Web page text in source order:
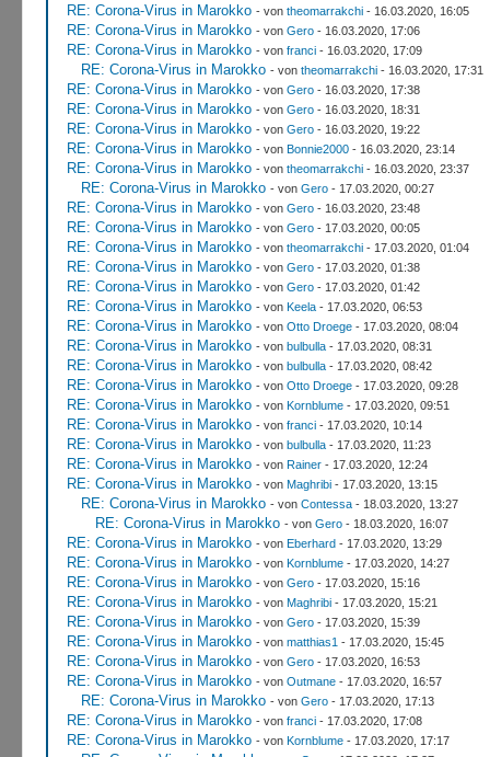
RE: Corona-Virus in Marokko - von theomarrakchi- 16.03.2020, 16:05
RE: Corona-Virus in Marokko - von Gero- 16.03.2020, 17:06
RE: Corona-Virus in Marokko - von franci- 16.03.2020, 17:09
RE: Corona-Virus in Marokko - von theomarrakchi- 16.03.2020, 17:31
RE: Corona-Virus in Marokko - von Gero- 16.03.2020, 17:38
RE: Corona-Virus in Marokko - von Gero- 16.03.2020, 18:31
RE: Corona-Virus in Marokko - von Gero- 16.03.2020, 19:22
RE: Corona-Virus in Marokko - von Bonnie2000- 16.03.2020, 23:14
RE: Corona-Virus in Marokko - von theomarrakchi- 16.03.2020, 23:37
RE: Corona-Virus in Marokko - von Gero- 17.03.2020, 00:27
RE: Corona-Virus in Marokko - von Gero- 16.03.2020, 23:48
RE: Corona-Virus in Marokko - von Gero- 17.03.2020, 00:05
RE: Corona-Virus in Marokko - von theomarrakchi- 17.03.2020, 01:04
RE: Corona-Virus in Marokko - von Gero- 17.03.2020, 01:38
RE: Corona-Virus in Marokko - von Gero- 17.03.2020, 01:42
RE: Corona-Virus in Marokko - von Keela- 17.03.2020, 06:53
RE: Corona-Virus in Marokko - von Otto Droege- 17.03.2020, 08:04
RE: Corona-Virus in Marokko - von bulbulla- 17.03.2020, 08:31
RE: Corona-Virus in Marokko - von bulbulla- 17.03.2020, 08:42
RE: Corona-Virus in Marokko - von Otto Droege- 17.03.2020, 09:28
RE: Corona-Virus in Marokko - von Kornblume- 17.03.2020, 09:51
RE: Corona-Virus in Marokko - von franci- 17.03.2020, 10:14
RE: Corona-Virus in Marokko - von bulbulla- 17.03.2020, 11:23
RE: Corona-Virus in Marokko - von Rainer- 17.03.2020, 12:24
RE: Corona-Virus in Marokko - von Maghribi- 17.03.2020, 13:15
RE: Corona-Virus in Marokko - von Contessa- 18.03.2020, 13:27
RE: Corona-Virus in Marokko - von Gero- 18.03.2020, 16:07
RE: Corona-Virus in Marokko - von Eberhard- 17.03.2020, 13:29
RE: Corona-Virus in Marokko - von Kornblume- 17.03.2020, 14:27
RE: Corona-Virus in Marokko - von Gero- 17.03.2020, 15:16
RE: Corona-Virus in Marokko - von Maghribi- 17.03.2020, 15:21
RE: Corona-Virus in Marokko - von Gero- 17.03.2020, 15:39
RE: Corona-Virus in Marokko - von matthias1 - 17.03.2020, 15:45
RE: Corona-Virus in Marokko - von Gero- 17.03.2020, 16:53
RE: Corona-Virus in Marokko - von Outmane- 17.03.2020, 16:57
RE: Corona-Virus in Marokko - von Gero- 17.03.2020, 17:13
RE: Corona-Virus in Marokko - von franci- 17.03.2020, 17:08
RE: Corona-Virus in Marokko - von Kornblume- 17.03.2020, 17:17